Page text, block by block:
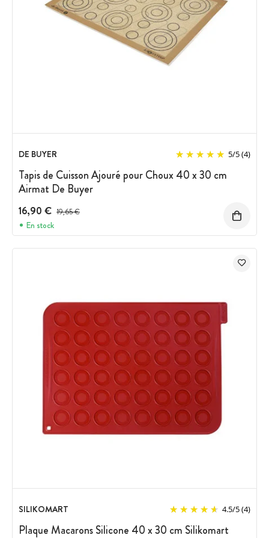
DE BUYER 5/5(4)
Tapis de Cuisson Ajouré pour Choux 40 x 30 cm
Airmat De Buyer
16,90 € Prix avant réduction :
19,65 €
En stock
SILIKOMART 4.5/5(4)
Plaque Macarons Silicone 40 x 30 cm Silikomart